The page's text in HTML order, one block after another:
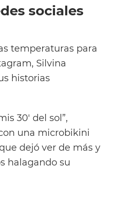
sociales
temperaturas para
Silvina
historias
30′ del sol”,
una microbikini
dejó ver de más y
halagando su